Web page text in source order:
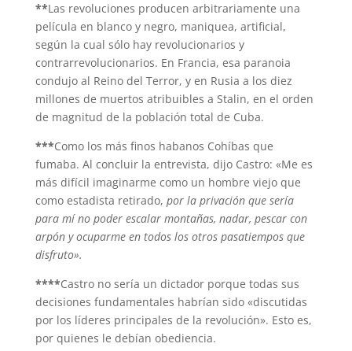
**Las revoluciones producen arbitrariamente una
película en blanco y negro, maniquea, artificial,
según la cual sólo hay revolucionarios y
contrarrevolucionarios. En Francia, esa paranoia
condujo al Reino del Terror, y en Rusia a los diez
millones de muertos atribuibles a Stalin, en el orden
de magnitud de la población total de Cuba.
***Como los más finos habanos Cohíbas que
fumaba. Al concluir la entrevista, dijo Castro: «Me es
más difícil imaginarme como un hombre viejo que
como estadista retirado, por la privación que sería
para mí no poder escalar montañas, nadar, pescar con
arpón y ocuparme en todos los otros pasatiempos que
disfruto».
****Castro no sería un dictador porque todas sus
decisiones fundamentales habrían sido «discutidas
por los líderes principales de la revolución». Esto es,
por quienes le debían obediencia.